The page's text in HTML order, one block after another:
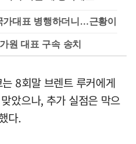
가대표 병행하더니…근황이
원 대표 구속 송치
8회말 브렌트 루커에게
았으나, 추가 실점은 막으
다.